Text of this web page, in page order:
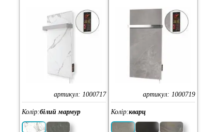
артикул: 1000717
Колір:білий мармур
артикул: 1000719
Колір:кварц